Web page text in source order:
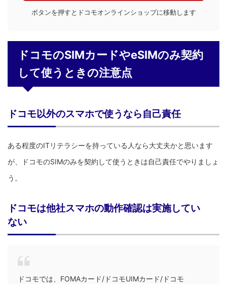
ボタンを押すとドコモオンラインショップに移動します
ドコモのSIMカードやeSIMのみ契約
して使うときの注意点
ドコモ以外のスマホで使うなら自己責任
ある程度のITリテラシーを持っている人なら大丈夫かと思います
が、ドコモのSIMのみを契約して使うときは自己責任でやりましょ
う。
ドコモは他社スマホの動作確認は実施してい
ない
ドコモでは、FOMAカード/ドコモUIMカード/ドコモ